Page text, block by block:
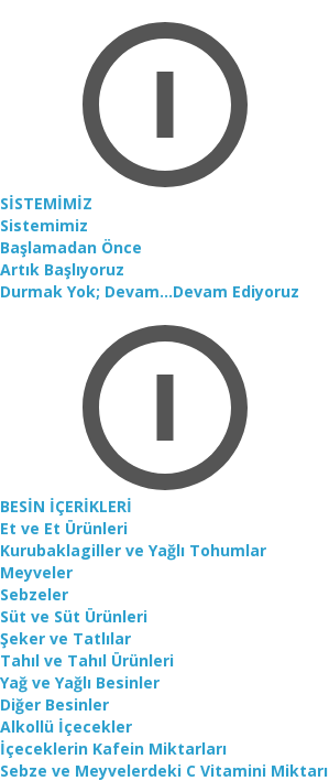
SİSTEMİMİZ
Sistemimiz
Başlamadan Önce
Artık Başlıyoruz
Durmak Yok; Devam...Devam Ediyoruz
BESİN İÇERİKLERİ
Et ve Et Ürünleri
Kurubaklagiller ve Yağlı Tohumlar
Meyveler
Sebzeler
Süt ve Süt Ürünleri
Şeker ve Tatlılar
Tahıl ve Tahıl Ürünleri
Yağ ve Yağlı Besinler
Diğer Besinler
Alkollü İçecekler
İçeceklerin Kafein Miktarları
Sebze ve Meyvelerdeki C Vitamini Miktarı